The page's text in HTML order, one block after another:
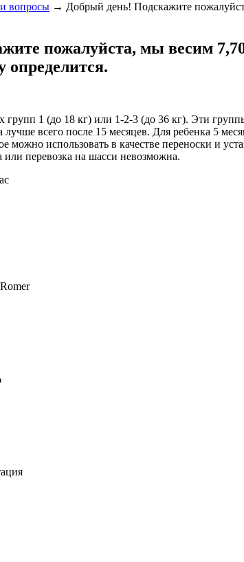
вопросы → Добрый день! Подскажите
пожалуйста, мы весим
определится.
групп 1 (до 18 кг) или 1-2-3 (до 36 кг). Эти
всего после 15 месяцев. Для ребенка 5
можно использовать в качестве переноски и
перевозка на шасси невозможна.